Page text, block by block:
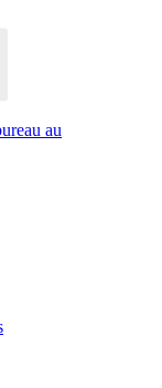
au